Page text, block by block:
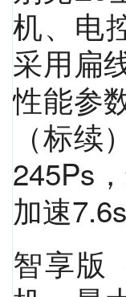
机、电
采用扁
性能参
（标
245Ps
加速7.6s
智享版